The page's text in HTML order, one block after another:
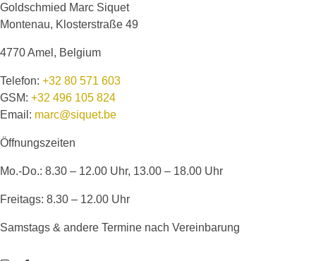
Goldschmied Marc Siquet
Montenau, Klosterstraße 49
4770 Amel, Belgium
Telefon: +32 80 571 603
GSM: +32 496 105 824
Email: marc@siquet.be
Öffnungszeiten
Mo.-Do.: 8.30 – 12.00 Uhr, 13.00 – 18.00 Uhr
Freitags: 8.30 – 12.00 Uhr
Samstags & andere Termine nach Vereinbarung